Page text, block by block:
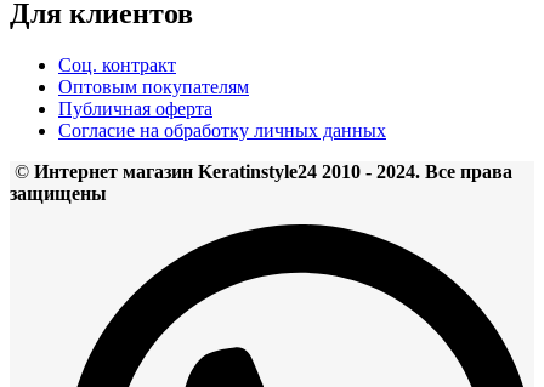
Для клиентов
Соц. контракт
Оптовым покупателям
Публичная оферта
Согласие на обработку личных данных
© Интернет магазин Keratinstyle24 2010 - 2024. Все права
защищены